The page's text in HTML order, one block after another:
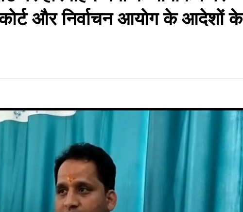
और निर्वाचन आयोग के आदेशों के